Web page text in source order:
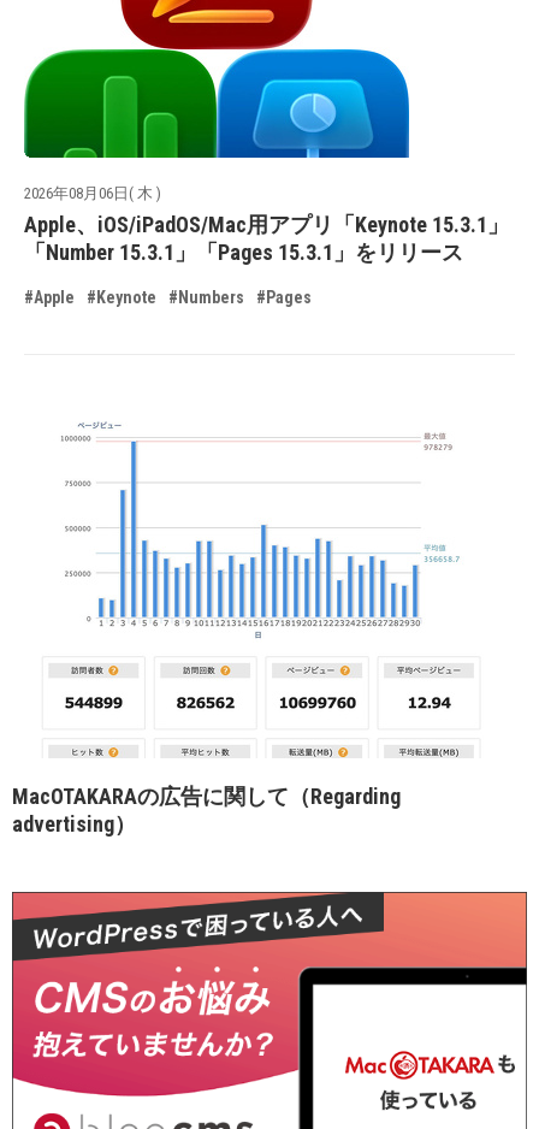
2026年08月06日( 木 )
Apple、iOS/iPadOS/Mac用アプリ「Keynote 15.3.1」
「Number 15.3.1」「Pages 15.3.1」をリリース
#Apple #Keynote #Numbers #Pages
MacOTAKARAの広告に関して（Regarding
advertising）